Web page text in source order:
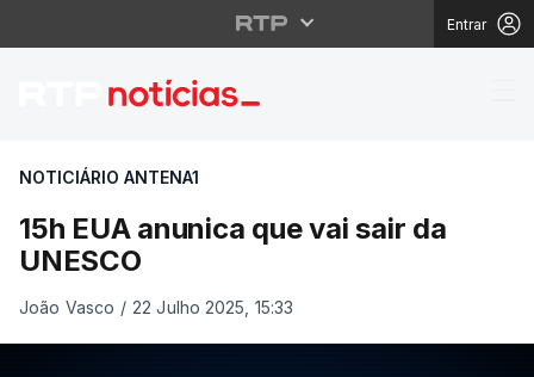
Entrar
15h EUA anunica que
NOTICIÁRIO ANTENA1
15h EUA anunica que vai sair da
UNESCO
João Vasco / 22 Julho 2025, 15:33